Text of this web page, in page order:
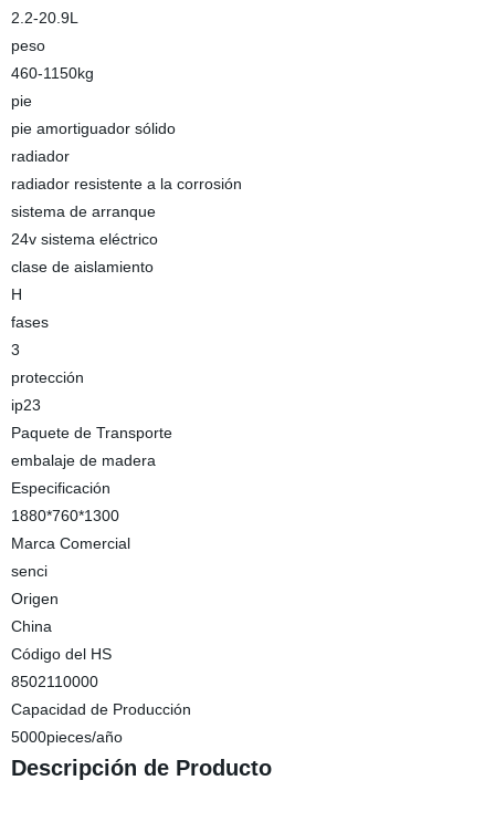
2.2-20.9L
peso
460-1150kg
pie
pie amortiguador sólido
radiador
radiador resistente a la corrosión
sistema de arranque
24v sistema eléctrico
clase de aislamiento
H
fases
3
protección
ip23
Paquete de Transporte
embalaje de madera
Especificación
1880*760*1300
Marca Comercial
senci
Origen
China
Código del HS
8502110000
Capacidad de Producción
5000pieces/año
Descripción de Producto